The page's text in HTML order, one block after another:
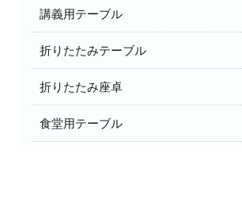
講義用テーブル
折りたたみテーブル
折りたたみ座卓
食堂用テーブル